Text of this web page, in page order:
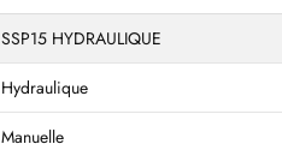
SSP15 HYDRAULIQUE
Hydraulique
Manuelle